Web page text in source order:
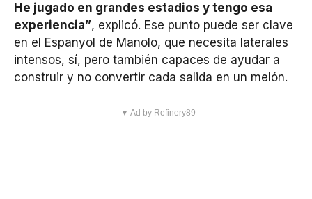
He jugado en grandes estadios y tengo esa
experiencia”, explicó. Ese punto puede ser clave
en el Espanyol de Manolo, que necesita laterales
intensos, sí, pero también capaces de ayudar a
construir y no convertir cada salida en un melón.
▼ Ad by Refinery89